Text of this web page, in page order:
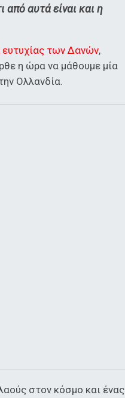
από αυτά είναι και η
ευτυχίας των Δανών,
η ώρα να μάθουμε μία
Ολλανδία.
στον κόσμο και ένας